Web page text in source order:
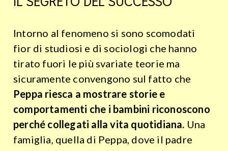
Intorno al fenomeno si sono scomodati
fior di studiosi e di sociologi che hanno
tirato fuori le più svariate teorie ma
sicuramente convengono sul fatto che
Peppa riesca a mostrare storie e
comportamenti che i bambini riconoscono
perché collegati alla vita quotidiana. Una
famiglia, quella di Peppa, dove il padre